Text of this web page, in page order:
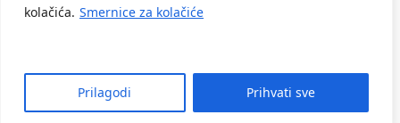
kolačića. Smernice za kolačiće
Prilagodi Prihvati sve